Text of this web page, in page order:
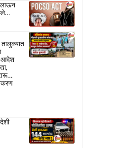
लाऊन
तालुक्यात
आदेश